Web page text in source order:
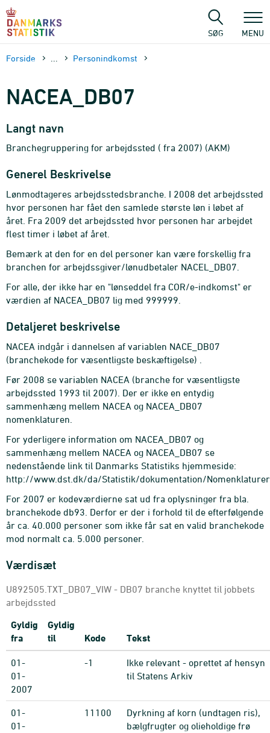
sidens
SØG MENU
Forside Personindkomst
NACEA_DB07
Langt navn
Branchegruppering for arbejdssted ( fra 2007) (AKM)
Generel Beskrivelse
Lønmodtageres arbejdsstedsbranche. I 2008 det arbejdssted
hvor personen har fået den samlede største løn i løbet af
året. Fra 2009 det arbejdssted hvor personen har arbejdet
flest timer i løbet af året.
Bemærk at den for en del personer kan være forskellig fra
branchen for arbejdssgiver/lønudbetaler NACEL_DB07.
For alle, der ikke har en "lønseddel fra COR/e-indkomst" er
værdien af NACEA_DB07 lig med 999999.
Detaljeret beskrivelse
NACEA indgår i dannelsen af variablen NACE_DB07
(branchekode for væsentligste beskæftigelse) .
Før 2008 se variablen NACEA (branche for væsentligste
arbejdssted 1993 til 2007). Der er ikke en entydig
sammenhæng mellem NACEA og NACEA_DB07
nomenklaturen.
For yderligere information om NACEA_DB07 og
sammenhæng mellem NACEA og NACEA_DB07 se
nedenstående link til Danmarks Statistiks hjemmeside:
http://www.dst.dk/da/Statistik/dokumentation/
For 2007 er kodeværdierne sat ud fra oplysninger fra bla.
branchekode db93. Derfor er der i forhold til de efterfølgende
år ca. 40.000 personer som ikke får sat en valid branchekode
mod normalt ca. 5.000 personer.
Værdisæt
U892505.TXT_DB07_VIW - DB07 branche knyttet til jobbets
arbejdssted
Gyldig
fra
Gyldig
til
Kode Tekst
01-
01-
2007
-1
Ikke relevant - oprettet af hensyn
til Statens Arkiv
01-
01-
11100
Dyrkning af korn (undtagen ris),
bælgfrugter og olieholdige frø